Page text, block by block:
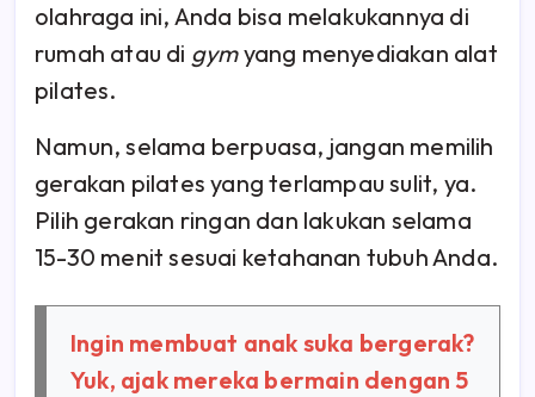
olahraga ini, Anda bisa melakukannya di
rumah atau di gymyang menyediakan alat
pilates.
Namun, selama berpuasa, jangan memilih
gerakan pilates yang terlampau sulit, ya.
Pilih gerakan ringan dan lakukan selama
15-30 menit sesuai ketahanan tubuh Anda.
Ingin membuat anak suka bergerak?
Yuk, ajak mereka bermain dengan 5